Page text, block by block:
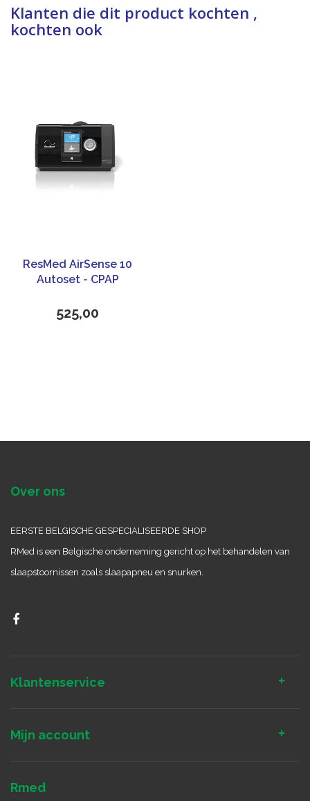
Klanten die dit product kochten ,
kochten ook
ResMed AirSense 10
Autoset - CPAP
525,00
Over ons
EERSTE BELGISCHE GESPECIALISEERDE SHOP
RMed is een Belgische onderneming gericht op het behandelen van
slaapstoornissen zoals slaapapneu en snurken.
Klantenservice
Mijn account
Rmed